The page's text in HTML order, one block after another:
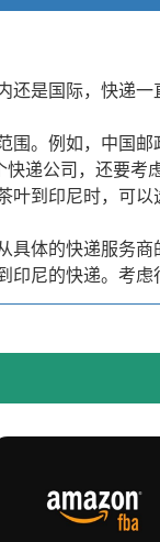
是国际，快递
。例如，中国
递公司，还要
到印尼时，可
体的快递服务
尼的快递。考